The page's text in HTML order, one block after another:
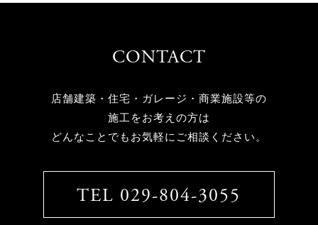
CONTACT
店舗建築・住宅・ガレージ・商業施設等の
施工をお考えの方は
どんなことでもお気軽にご相談ください。
TEL 029-804-3055